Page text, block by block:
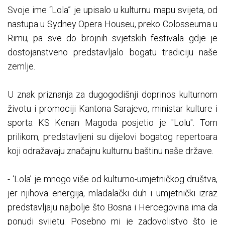
Svoje ime “Lola” je upisalo u kulturnu mapu svijeta, od
nastupa u Sydney Opera Houseu, preko Colosseuma u
Rimu, pa sve do brojnih svjetskih festivala gdje je
dostojanstveno predstavljalo bogatu tradiciju naše
zemlje.
U znak priznanja za dugogodišnji doprinos kulturnom
životu i promociji Kantona Sarajevo, ministar kulture i
sporta KS Kenan Magoda posjetio je "Lolu". Tom
prilikom, predstavljeni su dijelovi bogatog repertoara
koji odražavaju značajnu kulturnu baštinu naše države.
- ‘Lola’ je mnogo više od kulturno-umjetničkog društva,
jer njihova energija, mladalački duh i umjetnički izraz
predstavljaju najbolje što Bosna i Hercegovina ima da
ponudi svijetu. Posebno mi je zadovoljstvo što je